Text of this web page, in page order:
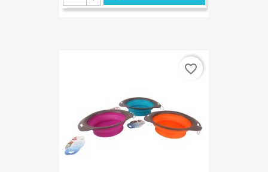
favorite_border